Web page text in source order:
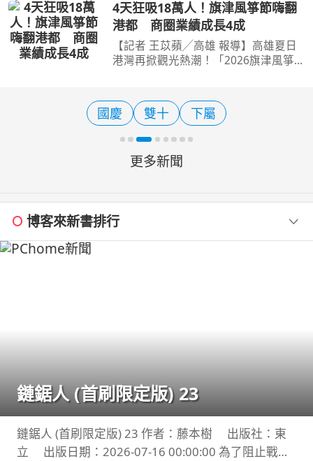
產品，並邀請合作的通路貴族世家、元
家水產與艾加咖分享滴
4天狂吸18萬人！旗津風箏節嗨翻
港都 商圈業績成長4成
【記者 王苡蘋╱高雄 報導】高雄夏日
港灣再掀觀光熱潮！「2026旗津風箏
次湧入旗津海水浴場，不僅巨型風箏、
氣墊水樂園及夜間表演吸睛
國慶 雙十 下屬
更多新聞
博客來新書排行
鏈鋸人 (首刷限定版) 23
鏈鋸人 (首刷限定版) 23 作者：藤本樹 出版社：東
立 出版日期：2026-07-16 00:00:00 為了阻止戰爭